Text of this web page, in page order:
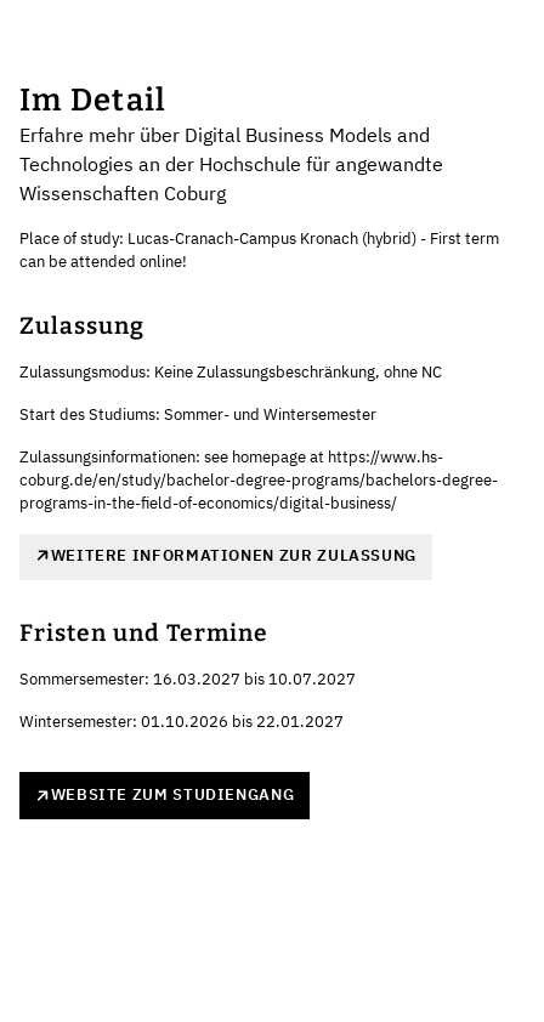
Im Detail
Erfahre mehr über Digital Business Models and
Technologies an der Hochschule für angewandte
Wissenschaften Coburg
Place of study: Lucas-Cranach-Campus Kronach (hybrid) - First term
can be attended online!
Zulassung
Zulassungsmodus: Keine Zulassungsbeschränkung, ohne NC
Start des Studiums: Sommer- und Wintersemester
Zulassungsinformationen: see homepage at https://www.hs-
coburg.de/en/study/bachelor-degree-programs/bachelors-degree-
programs-in-the-field-of-economics/digital-business/
WEITERE INFORMATIONEN ZUR ZULASSUNG
Fristen und Termine
Sommersemester: 16.03.2027 bis 10.07.2027
Wintersemester: 01.10.2026 bis 22.01.2027
WEBSITE ZUM STUDIENGANG